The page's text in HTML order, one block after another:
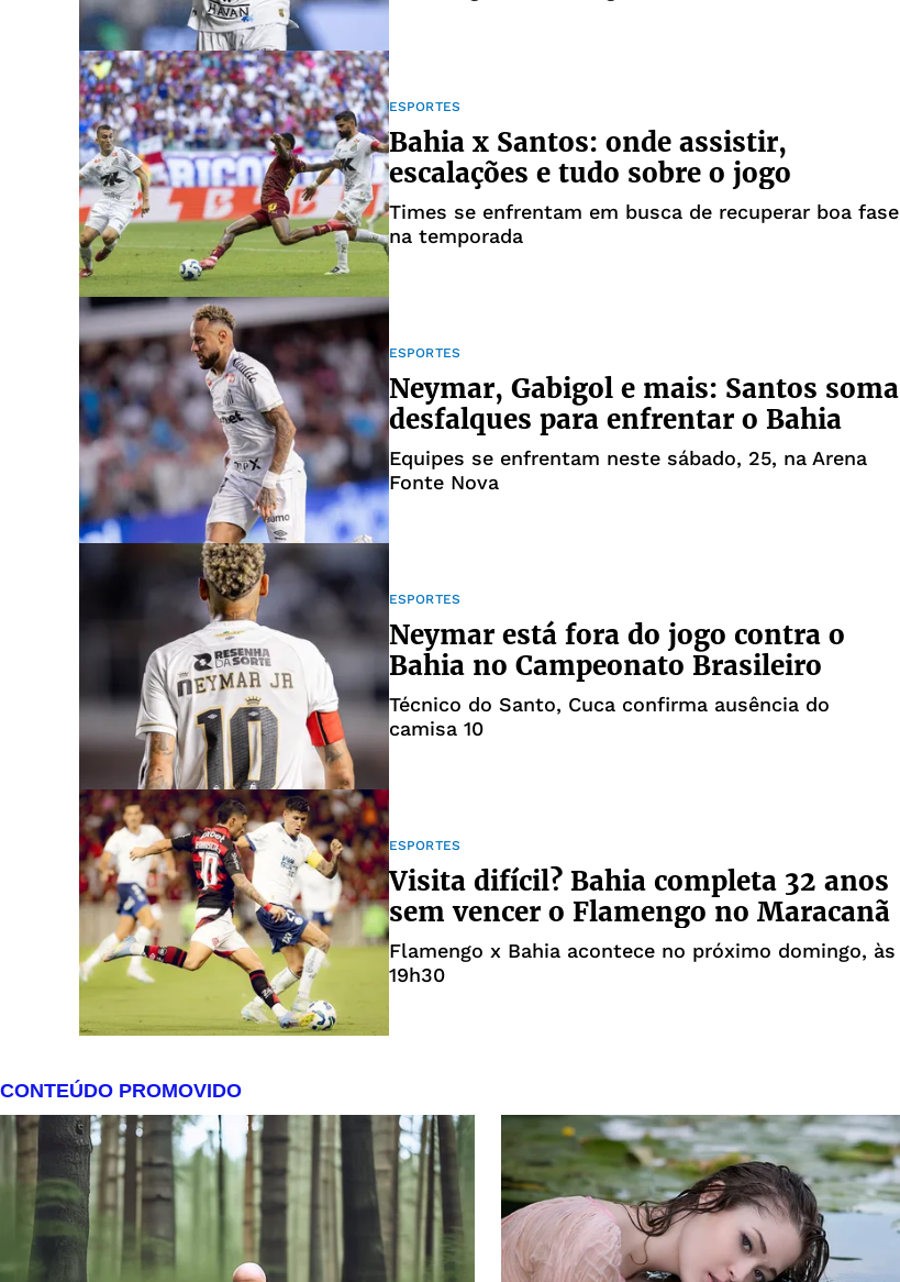
ESPORTES
Bahia x Santos: onde assistir,
escalações e tudo sobre o jogo
Times se enfrentam em busca de recuperar boa fase
na temporada
ESPORTES
Neymar, Gabigol e mais: Santos soma
desfalques para enfrentar o Bahia
Equipes se enfrentam neste sábado, 25, na Arena
Fonte Nova
ESPORTES
Neymar está fora do jogo contra o
Bahia no Campeonato Brasileiro
Técnico do Santo, Cuca confirma ausência do
camisa 10
ESPORTES
Visita difícil? Bahia completa 32 anos
sem vencer o Flamengo no Maracanã
Flamengo x Bahia acontece no próximo domingo, às
19h30